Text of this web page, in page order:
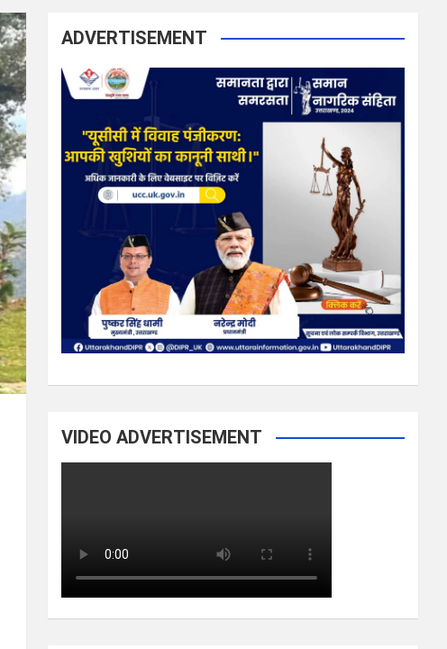
ADVERTISEMENT
VIDEO ADVERTISEMENT